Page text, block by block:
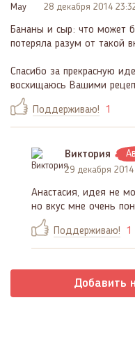
28 декабря 2014
Бананы и сыр: что может
потеряла разум от такой
Спасибо за прекрасную
восхищаюсь Вашими
Поддерживаю! 1
Виктория
29 декабря 2014
Анастасия, идея не
но вкус мне очень
Поддерживаю! 1
Добавить